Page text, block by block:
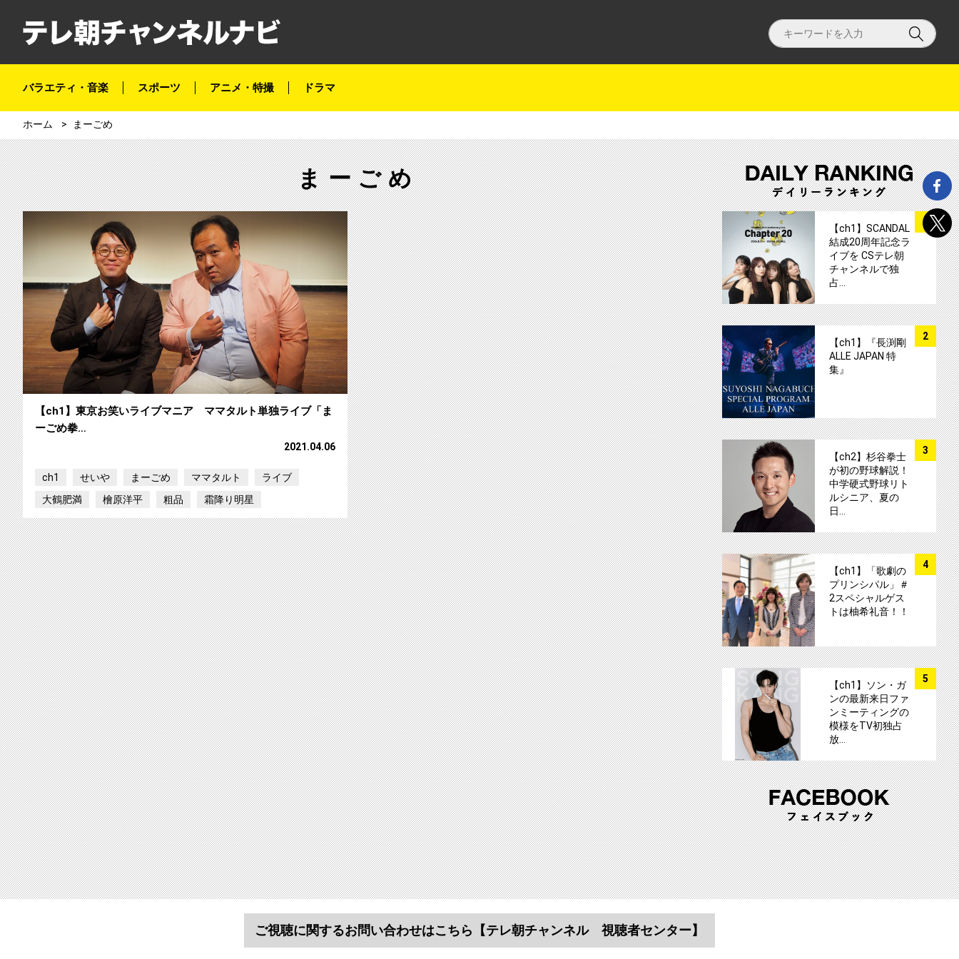
バラエティ・音楽 スポーツ アニメ・特撮 ドラマ
ホーム まーごめ
まーごめ
【ch1】東京お笑いライブマニア ママタルト単独ライブ「まーごめ拳法豚キムチ」（前後編）サムネイル
【ch1】東京お笑いライブマニア ママタルト単独ライブ「ま
ーごめ拳…
2021.04.06
ch1 せいや まーごめ ママタルト
ライブ
大鶴肥満
檜原洋平 粗品 霜降り明星
1
【ch1】SCANDAL
結成20周年記念ラ
イブを CSテレ朝
チャンネルで独
占…
2
【ch1】『長渕剛
ALLE JAPAN 特
集』
3
【ch2】杉谷拳士
が初の野球解説！
中学硬式野球リト
ルシニア、夏の
日…
4
【ch1】「歌劇の
プリンシパル」＃
2スペシャルゲス
トは柚希礼音！！
5
【ch1】ソン・ガ
ンの最新来日ファ
ンミーティングの
模様をTV初独占
放…
ご視聴に関するお問い合わせはこちら 【テレ朝チャンネル 視聴者センター】